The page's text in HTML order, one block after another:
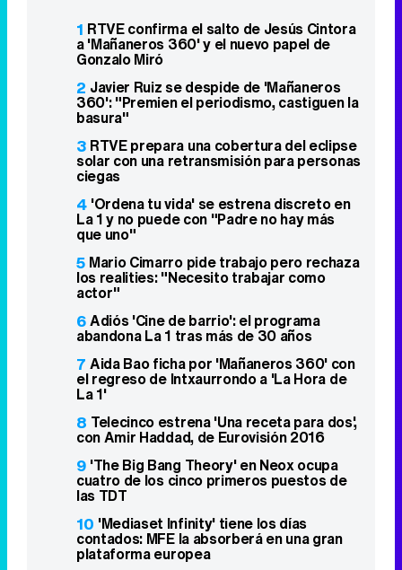
1 RTVE confirma el salto de Jesús Cintora
a 'Mañaneros 360' y el nuevo papel de
Gonzalo Miró
2 Javier Ruiz se despide de 'Mañaneros
360': "Premien el periodismo, castiguen la
basura"
3 RTVE prepara una cobertura del eclipse
solar con una retransmisión para personas
ciegas
4 'Ordena tu vida' se estrena discreto en
La 1 y no puede con "Padre no hay más
que uno"
5 Mario Cimarro pide trabajo pero rechaza
los realities: "Necesito trabajar como
actor"
6Adiós 'Cine de barrio': el programa
abandona La 1 tras más de 30 años
7 Aida Bao ficha por 'Mañaneros 360' con
el regreso de Intxaurrondo a 'La Hora de
La 1'
8 Telecinco estrena 'Una receta para dos',
con Amir Haddad, de Eurovisión 2016
9 'The Big Bang Theory' en Neox ocupa
cuatro de los cinco primeros puestos de
las TDT
10 'Mediaset Infinity' tiene los días
contados: MFE la absorberá en una gran
plataforma europea